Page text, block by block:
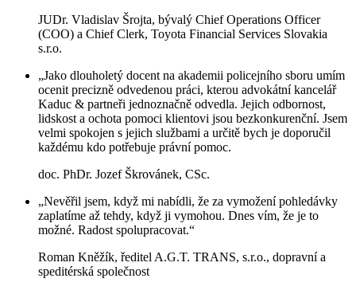
JUDr. Vladislav Šrojta, bývalý Chief Operations Officer
(COO) a Chief Clerk, Toyota Financial Services Slovakia
s.r.o.
„Jako dlouholetý docent na akademii policejního sboru umím
ocenit precizně odvedenou práci, kterou advokátní kancelář
Kaduc & partneři jednoznačně odvedla. Jejich odbornost,
lidskost a ochota pomoci klientovi jsou bezkonkurenční. Jsem
velmi spokojen s jejich službami a určitě bych je doporučil
každému kdo potřebuje právní pomoc.
doc. PhDr. Jozef Škrovánek, CSc.
„Nevěřil jsem, když mi nabídli, že za vymožení pohledávky
zaplatíme až tehdy, když ji vymohou. Dnes vím, že je to
možné. Radost spolupracovat.“
Roman Kněžík, ředitel A.G.T. TRANS, s.r.o., dopravní a
speditérská společnost